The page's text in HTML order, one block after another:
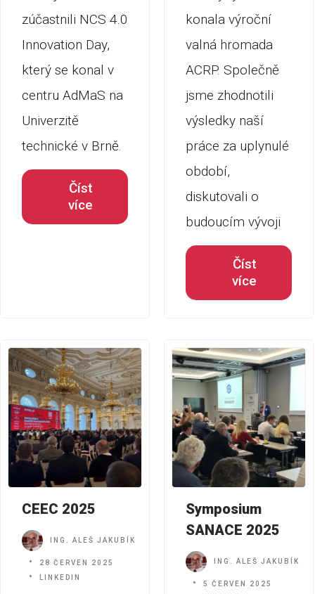
zúčastnili NCS 4.0
Innovation Day,
který se konal v
centru AdMaS na
Univerzitě
technické v Brně.
Číst
více
konala výroční
valná hromada
ACRP. Společně
jsme zhodnotili
výsledky naší
práce za uplynulé
období,
diskutovali o
budoucím vývoji
Číst
více
CEEC 2025
ING. ALEŠ JAKUBÍK
28 ČERVEN 2025
LINKEDIN
Symposium
SANACE 2025
ING. ALEŠ JAKUBÍK
5 ČERVEN 2025